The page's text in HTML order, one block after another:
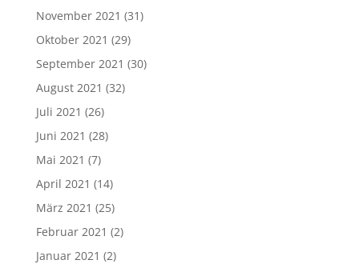
November 2021 (31)
Oktober 2021 (29)
September 2021 (30)
August 2021 (32)
Juli 2021 (26)
Juni 2021 (28)
Mai 2021 (7)
April 2021 (14)
März 2021 (25)
Februar 2021 (2)
Januar 2021 (2)